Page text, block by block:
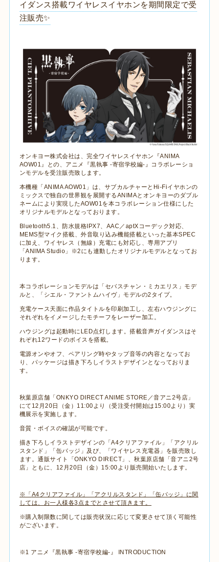
イダンス搭載ワイヤレスイヤホンを期間限定で受
注販売✨
オンキヨー株式会社は、完全ワイヤレスイヤホン『ANIMA
AOW01』との、アニメ『黒執事 -寄宿学校編-』コラボレーショ
ンモデルを受注販売致します。
本機種「 ANIMA AOW01 」は、サブカルチャーと Hi-Fiイヤホンの
ミックスで独自の世界観を展開するANIMAとオンキヨーのダブル
ネームにより実現したAOW01を本コラボレーション仕様にした
オリジナルモデルとなっております。
Bluetooth5.1 、防水規格 IPX7、 AAC ／ aptXコーデック対応、
MEMS型マイク搭載、外音取り込み機能搭載といった基本SPEC
に加え、ワイヤレス（無線）充電にも対応し、専用アプリ
「ANIMA Studio 」※2 にも連動したオリジナルモデルとなってお
ります。
本コラボレーションモデルは 「セバスチャン・ミカエリス」モデ
ルと、「シエル・ファントムハイヴ」モデルの2 タイプ。
充電ケース天面に作品タイトルを印刷加工し、左右ハウジングに
それぞれをイメージしたモチーフをレーザー加工。
ハウジングは起動時に LED点灯します。搭載音声ガイダンスはそ
れぞれ12ワードのボイスを搭載。
電源オンやオフ、ペアリング時やタップ音等の内容となってお
り、パッケージは描き下ろしイラストデザインとなっておりま
す。
秋葉原店舗「 ONKYO DIRECT ANIME STORE ／音アニ2号店」
にて 12 月20日（金） 11:00より（受注受付開始は 15:00より）実
機展示を実施します。
音質・ボイスの確認が可能です。
描き下ろしイラストデザインの「A4クリアファイル」「アクリル
スタンド」「缶バッジ」及び、「ワイヤレス充電器」を販売致し
ます。通販サイト「ONKYO DIRECT 」、秋葉原店舗「音アニ2号
店」ともに、 12 月20日（金） 15:00より販売開始いたします。
※「 A4クリアファイル」「アクリルスタンド」「缶バッジ」 に関
しては、お一人様各3 点までとさせて頂きます。
※購入制限数に関しては販売状況に応じて変更させて頂く可能性
がございます。
※1 アニメ『黒執事 -寄宿学校編-』 INTRODUCTION